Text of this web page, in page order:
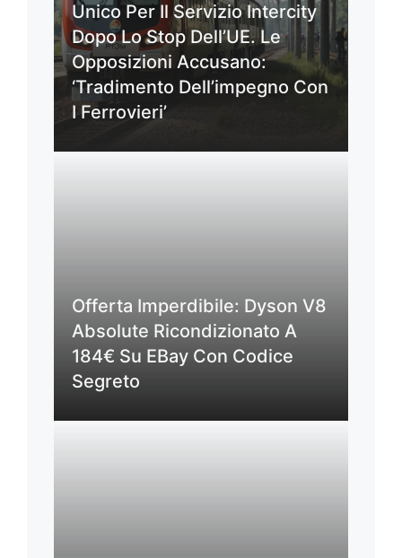
Unico Per Il Servizio Intercity
Dopo Lo Stop Dell’UE. Le
Opposizioni Accusano:
‘Tradimento Dell’impegno Con
I Ferrovieri’
Offerta Imperdibile: Dyson V8
Absolute Ricondizionato A
184€ Su EBay Con Codice
Segreto